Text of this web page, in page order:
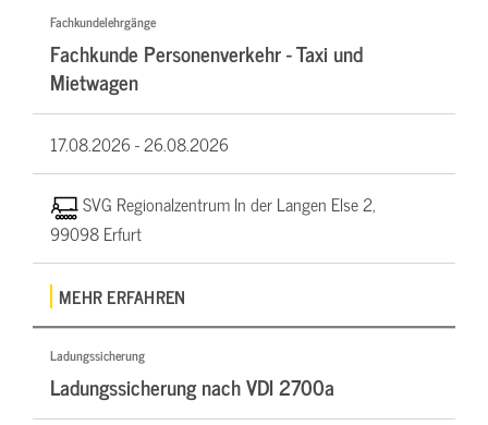
Fachkundelehrgänge
Fachkunde Personenverkehr - Taxi und
Mietwagen
17.08.2026 -26.08.2026
SVG Regionalzentrum In der Langen Else 2,
99098 Erfurt
MEHR ERFAHREN
Ladungssicherung
Ladungssicherung nach VDI 2700a